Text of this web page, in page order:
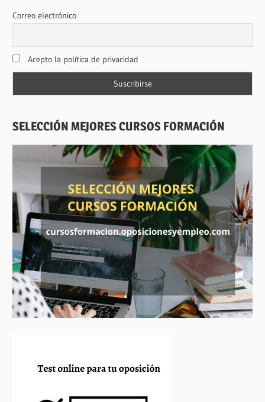
Correo electrónico
Acepto la política de privacidad
SELECCIÓN MEJORES CURSOS FORMACIÓN